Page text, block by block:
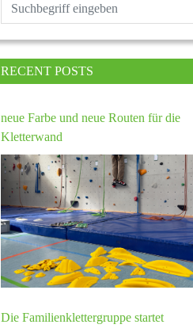
RECENT POSTS
neue Farbe und neue Routen für die
Kletterwand
Die Familienklettergruppe startet